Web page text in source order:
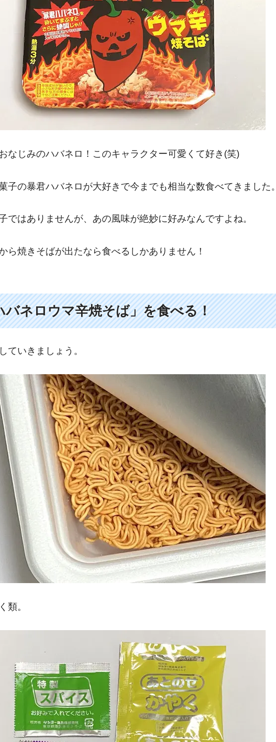
なじみのハバネロ！このキャラクター可愛くて好き(笑)
子の暴君ハバネロが大好きで今までも相当な数食べてきました。
ではありませんが、あの風味が絶妙に好みなんですよね。
ら焼きそばが出たなら食べるしかありません！
バネロウマ辛焼そば」を食べる！
ていきましょう。
類。